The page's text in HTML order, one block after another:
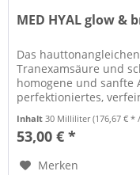
MED HYAL glow &
Das
Tranexamsäure und
homogene und sanfte
perfektioniertes,
Inhalt30 Milliliter(176,67 € *
53,00 € *
Merken